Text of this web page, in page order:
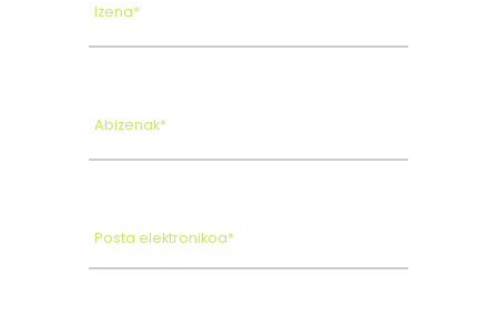
Izena*
Abizenak*
Posta elektronikoa*